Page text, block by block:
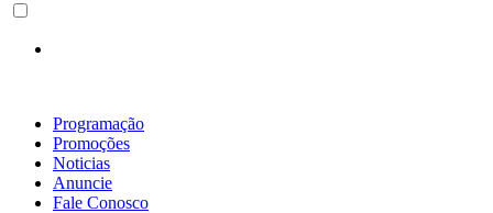
Programação
Promoções
Noticias
Anuncie
Fale Conosco